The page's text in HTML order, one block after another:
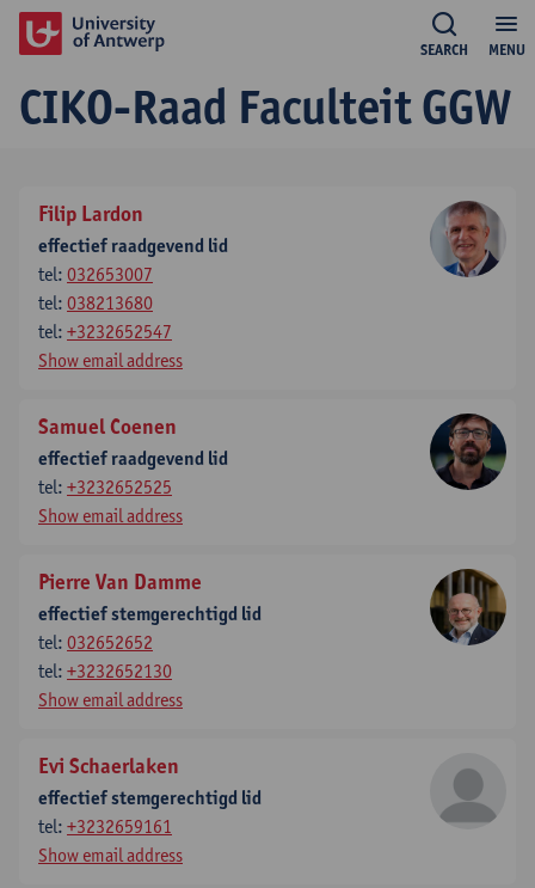
MENU
SEARCH
CIKO-Raad Faculteit GGW
Filip Lardon
effectief raadgevend lid
tel: 032653007
tel: 038213680
tel: +3232652547
Show email address
Samuel Coenen
effectief raadgevend lid
tel: +3232652525
Show email address
Pierre Van Damme
effectief stemgerechtigd lid
tel: 032652652
tel: +3232652130
Show email address
Evi Schaerlaken
effectief stemgerechtigd lid
tel: +3232659161
Show email address